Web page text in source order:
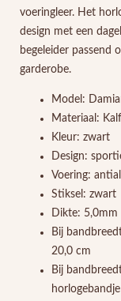
voeringleer. Het
design met een
begeleider passend
garderobe.
Model:
Materiaal:
Kleur: zwart
Design:
Voering:
Stiksel: zwart
Dikte: 5,0mm
Bij
20,0 cm
Bij